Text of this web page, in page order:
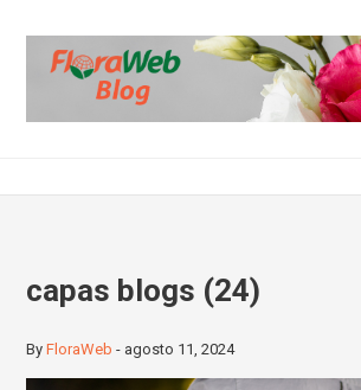
capas blogs (24)
ByFloraWeb - agosto 11, 2024